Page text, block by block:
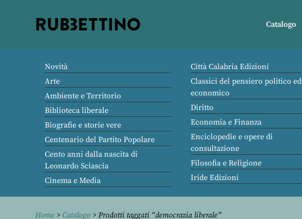
Catalogo
Novità
Arte
Ambiente e Territorio
Biblioteca liberale
Biografie e storie vere
Centenario del Partito Popolare
Cento anni dalla nascita di
Leonardo Sciascia
Cinema e Media
Città Calabria Edizioni
Classici del pensiero politico ed
economico
Diritto
Economia e Finanza
Enciclopedie e opere di
consultazione
Filosofia e Religione
Iride Edizioni
Home > Catalogo > Prodotti taggati “democrazia liberale”